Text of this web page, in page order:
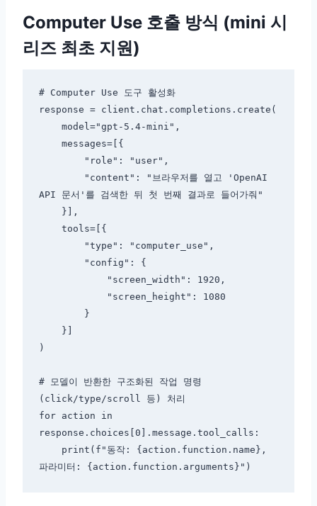
Computer Use 호출 방식 (mini 시
리즈 최초 지원)
# Computer Use 도구 활성화
response = client.chat.completions.create(
API 문서'를 검색한 뒤 첫 번째 결과로 들어가줘"
)
# 모델이 반환한 구조화된 작업 명령
(click/type/scroll 등) 처리
for action in
response.choices[0].message.tool_calls: